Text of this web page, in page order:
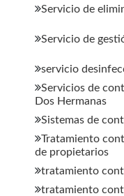
Servicio de
Servicio de
servicio
Servicios de
Dos Hermanas
Sistemas de
Tratamiento
de propietarios
tratamiento
tratamiento